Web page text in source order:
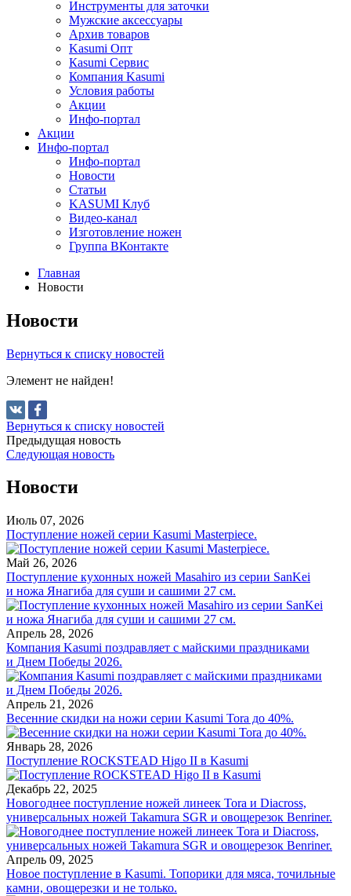
Инструменты для заточки
Мужские аксессуары
Архив товаров
Kasumi Опт
Кasumi Сервис
Компания Kasumi
Условия работы
Акции
Инфо-портал
Акции
Инфо-портал
Инфо-портал
Новости
Статьи
KASUMI Клуб
Видео-канал
Изготовление ножен
Группа ВКонтакте
Главная
Новости
Новости
Вернуться к списку новостей
Элемент не найден!
Вернуться к списку новостей
Предыдущая новость
Следующая новость
Новости
Июль 07, 2026
Поступление ножей серии Kasumi Masterpiece.
Май 26, 2026
Поступление кухонных ножей Masahiro из серии SanKei
и ножа Янагиба для суши и сашими 27 см.
Апрель 28, 2026
Компания Kasumi поздравляет с майскими праздниками
и Днем Победы 2026.
Апрель 21, 2026
Весенние скидки на ножи серии Kasumi Tora до 40%.
Январь 28, 2026
Поступление ROCKSTEAD Higo II в Kasumi
Декабрь 22, 2025
Новогоднее поступление ножей линеек Tora и Diacross,
универсальных ножей Takamura SGR и овощерезок Benriner.
Апрель 09, 2025
Новое поступление в Kasumi. Топорики для мяса, точильные
камни, овощерезки и не только.